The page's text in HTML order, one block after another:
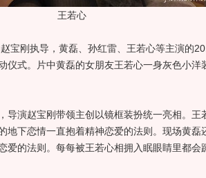
王若心
刚执导，黄磊、孙红雷、王若心等主演的
仪式。片中黄磊的女朋友王若心一身灰色小洋
演赵宝刚带领主创以镜框装扮统一亮相。王
地下恋情一直抱着精神恋爱的法则。现场黄
爱的法则。每每被王若心相拥入眠眼睛里都会